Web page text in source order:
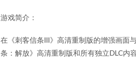
游戏简介：
在《刺客信条III》高清重制版的增强画面
条：解放》高清重制版和所有独立DLC内容